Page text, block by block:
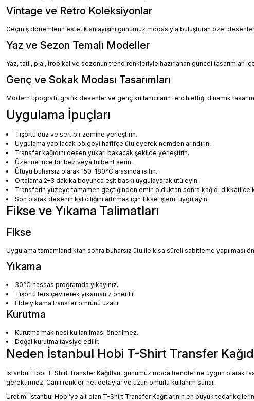
Vintage ve Retro Koleksiyonlar
Geçmiş dönemlerin estetik anlayışını günümüz modasıyla buluşturan özel
Yaz ve Sezon Temalı Modeller
Yaz, tatil, plaj, tropikal ve sezonun trend renkleriyle hazırlanan güncel tasarımları
Genç ve Sokak Modası Tasarımları
Modern tipografi, grafik desenler ve genç kullanıcıların tercih ettiği dinamik
Uygulama İpuçları
Tişörtü düz ve sert bir zemine yerleştirin.
Uygulama yapılacak bölgeyi hafifçe ütüleyerek nemden arındırın.
Transfer kağıdını desen yukarı bakacak şekilde yerleştirin.
Üzerine ince bir bez veya tülbent serin.
Ütüyü buharsız olarak 150–180°C arasında ısıtın.
Ortalama 2–3 dakika boyunca eşit baskı uygulayarak ütüleyin.
Transferin yüzeye tamamen geçtiğinden emin olduktan sonra kağıdı dikkatlice
Son olarak desenin kalıcılığını artırmak için fikse işlemi uygulayın.
Fikse ve Yıkama Talimatları
Fikse
Uygulama tamamlandıktan sonra buharsız ütü ile kısa süreli sabitleme yapılması
Yıkama
30°C hassas programda yıkayınız.
Tişörtü ters çevirerek yıkamanız önerilir.
Elde yıkama transfer ömrünü uzatır.
Kurutma
Kurutma makinesi kullanılması önerilmez.
Doğal kurutma tavsiye edilir.
Neden İstanbul Hobi T-Shirt Transfer
İstanbul Hobi T-Shirt Transfer Kağıtları, günümüz moda trendlerine uygun olarak
gerektirmez. Canlı renkler, net detaylar ve uzun ömürlü kullanım sunar.
Üretimi İstanbul Hobi’ye ait olan T-Shirt Transfer Kağıtlarının en büyük